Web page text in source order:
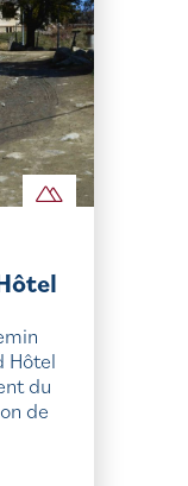
Hôtel
du
de